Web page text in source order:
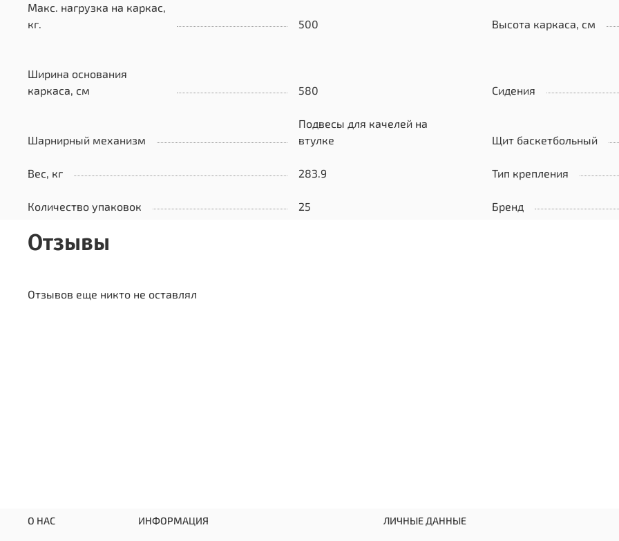
Макс. нагрузка на каркас,
кг.
500 Высота каркаса, см
Ширина основания
каркаса, см
580 Сидения
Шарнирный механизм
Подвесы для качелей на
втулке
Щит баскетбольный
Вес, кг 283.9 Тип крепления
Количество упаковок 25 Бренд
Отзывы
Отзывов еще никто не оставлял
О НАС ИНФОРМАЦИЯ ЛИЧНЫЕ ДАННЫЕ